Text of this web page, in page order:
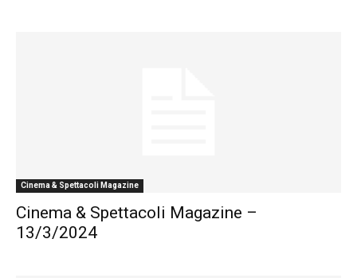
Cinema & Spettacoli Magazine
Cinema & Spettacoli Magazine –
13/3/2024